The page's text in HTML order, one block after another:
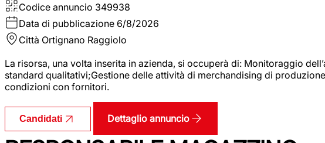
Codice annuncio 349938
Data di pubblicazione 6/8/2026
Città Ortignano Raggiolo
La risorsa, una volta inserita in azienda, si occuperà di: Monitoraggio
standard qualitativi;Gestione delle attività di merchandising di
condizioni con fornitori.
Candidati Dettaglio annuncio